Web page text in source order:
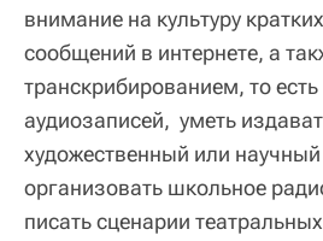
внимание на культуру
сообщений в интернете, а
транскрибированием, то
аудиозаписей, уметь
художественный или
организовать школьное
писать сценарии